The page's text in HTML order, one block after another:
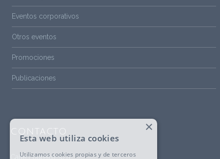
Eventos corporativos
Otros eventos
Promociones
Publicaciones
CONTACTO
Calle Loureiro, s/n,
×
Esta web utiliza cookies
Utilizamos cookies propias y de terceros